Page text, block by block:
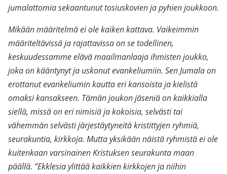
jumalattomia sekaantunut tosiuskovien ja pyhien joukkoon.
Mikään määritelmä ei ole kaiken kattava. Vaikeimmin
määriteltävissä ja rajattavissa on se todellinen,
keskuudessamme elävä maailmanlaaja ihmisten joukko,
joka on kääntynyt ja uskonut evankeliumiin. Sen Jumala on
erottanut evankeliumin kautta eri kansoista ja kielistä
omaksi kansakseen. Tämän joukon jäseniä on kaikkialla
siellä, missä on eri nimisiä ja kokoisia, selvästi tai
vähemmän selvästi järjestäytyneitä kristittyjen ryhmiä,
seurakuntia, kirkkoja. Mutta yksikään näistä ryhmistä ei ole
kuitenkaan varsinainen Kristuksen seurakunta maan
päällä. ”Ekklesia ylittää kaikkien kirkkojen ja niihin